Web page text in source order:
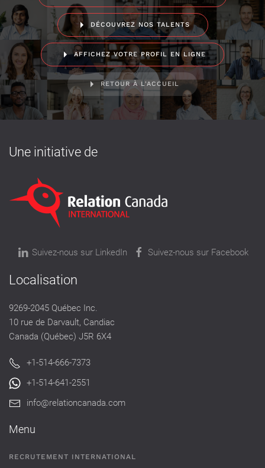
DÉCOUVREZ NOS TALENTS
AFFICHEZ VOTRE PROFIL EN LIGNE
RETOUR À L'ACCUEIL
Une initiative de
Suivez-nous sur LinkedIn Suivez-nous sur Facebook
Localisation
9269-2045 Québec Inc.
10 rue de Darvault, Candiac
Canada (Québec) J5R 6X4
+1-514-666-7373
+1-514-641-2551
info@relationcanada.com
Menu
RECRUTEMENT INTERNATIONAL